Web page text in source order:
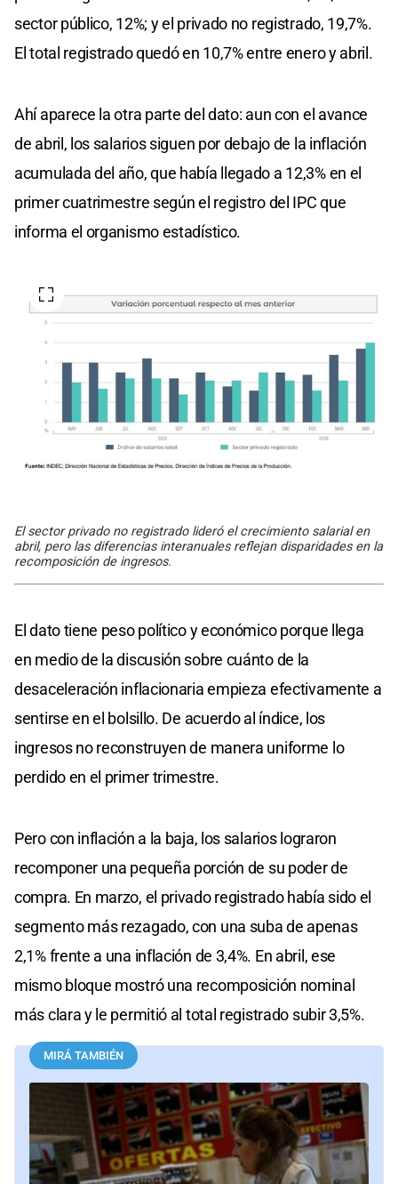
sector público, 12%; y el privado no registrado, 19,7%.
El total registrado quedó en 10,7% entre enero y abril.
Ahí aparece la otra parte del dato: aun con el avance
de abril, los salarios siguen por debajo de la inflación
acumulada del año, que había llegado a 12,3% en el
primer cuatrimestre según el registro del IPC que
informa el organismo estadístico.
El sector privado no registrado lideró el crecimiento salarial en
abril, pero las diferencias interanuales reflejan disparidades en la
recomposición de ingresos.
El dato tiene peso político y económico porque llega
en medio de la discusión sobre cuánto de la
desaceleración inflacionaria empieza efectivamente a
sentirse en el bolsillo. De acuerdo al índice, los
ingresos no reconstruyen de manera uniforme lo
perdido en el primer trimestre.
Pero con inflación a la baja, los salarios lograron
recomponer una pequeña porción de su poder de
compra. En marzo, el privado registrado había sido el
segmento más rezagado, con una suba de apenas
2,1% frente a una inflación de 3,4%. En abril, ese
mismo bloque mostró una recomposición nominal
más clara y le permitió al total registrado subir 3,5%.
MIRÁ TAMBIÉN